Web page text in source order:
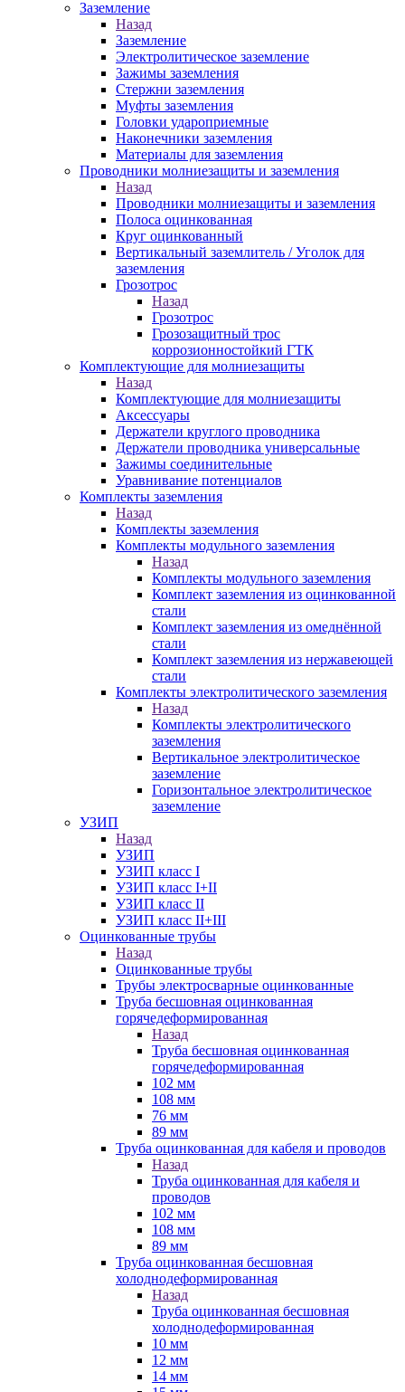
Заземление
Назад
Заземление
Электролитическое заземление
Зажимы заземления
Стержни заземления
Муфты заземления
Головки удароприемные
Наконечники заземления
Материалы для заземления
Проводники молниезащиты и заземления
Назад
Проводники молниезащиты и заземления
Полоса оцинкованная
Круг оцинкованный
Вертикальный заземлитель / Уголок для
заземления
Грозотрос
Назад
Грозотрос
Грозозащитный трос
коррозионностойкий ГТК
Комплектующие для молниезащиты
Назад
Комплектующие для молниезащиты
Аксессуары
Держатели круглого проводника
Держатели проводника универсальные
Зажимы соединительные
Уравнивание потенциалов
Комплекты заземления
Назад
Комплекты заземления
Комплекты модульного заземления
Назад
Комплекты модульного заземления
Комплект заземления из оцинкованной
стали
Комплект заземления из омеднённой
стали
Комплект заземления из нержавеющей
стали
Комплекты электролитического заземления
Назад
Комплекты электролитического
заземления
Вертикальное электролитическое
заземление
Горизонтальное электролитическое
заземление
УЗИП
Назад
УЗИП
УЗИП класс I
УЗИП класс I+II
УЗИП класс II
УЗИП класс II+III
Оцинкованные трубы
Назад
Оцинкованные трубы
Трубы электросварные оцинкованные
Труба бесшовная оцинкованная
горячедеформированная
Назад
Труба бесшовная оцинкованная
горячедеформированная
102 мм
108 мм
76 мм
89 мм
Труба оцинкованная для кабеля и проводов
Назад
Труба оцинкованная для кабеля и
проводов
102 мм
108 мм
89 мм
Труба оцинкованная бесшовная
холоднодеформированная
Назад
Труба оцинкованная бесшовная
холоднодеформированная
10 мм
12 мм
14 мм